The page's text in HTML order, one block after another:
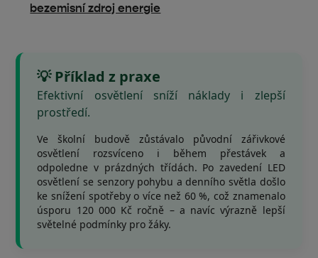
bezemisní zdroj energie
💡 Příklad z praxe
Efektivní osvětlení sníží náklady i zlepší
prostředí.
Ve školní budově zůstávalo původní zářivkové
osvětlení rozsvíceno i během přestávek a
odpoledne v prázdných třídách. Po zavedení LED
osvětlení se senzory pohybu a denního světla došlo
ke snížení spotřeby o více než 60 %, což znamenalo
úsporu 120 000 Kč ročně – a navíc výrazně lepší
světelné podmínky pro žáky.